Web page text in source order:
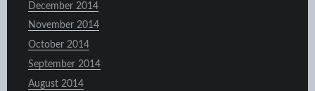
December 2014
November 2014
October 2014
September 2014
August 2014